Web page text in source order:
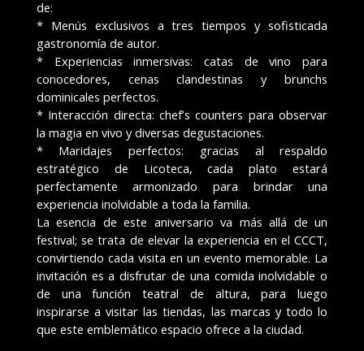
de:
* Menús exclusivos a tres tiempos y sofisticada
gastronomía de autor.
* Experiencias inmersivas: catas de vino para
conocedores, cenas clandestinas y brunchs
dominicales perfectos.
* Interacción directa: chef’s counters para observar
la magia en vivo y diversas degustaciones.
* Maridajes perfectos: gracias al respaldo
estratégico de Licoteca, cada plato estará
perfectamente armonizado para brindar una
experiencia inolvidable a toda la familia.
La esencia de este aniversario va más allá de un
festival; se trata de elevar la experiencia en el CCCT,
convirtiendo cada visita en un evento memorable. La
invitación es a disfrutar de una comida inolvidable o
de una función teatral de altura, para luego
inspirarse a visitar las tiendas, las marcas y todo lo
que este emblemático espacio ofrece a la ciudad.